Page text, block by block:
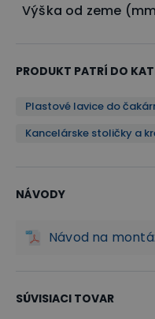
Výška od zeme
PRODUKT PATRÍ DO
Plastové lavice do
Kancelárske stoličky a
NÁVODY
Návod na
SÚVISIACI TOVAR